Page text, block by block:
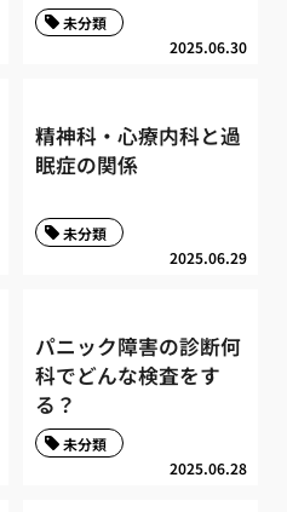
2025.06.30
未分類
精神科・心療内科と過
眠症の関係
2025.06.29
未分類
パニック障害の診断何
科でどんな検査をす
る？
2025.06.28
未分類